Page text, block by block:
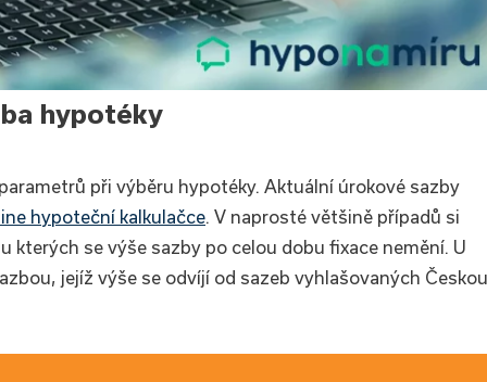
hypotéky
při výběru hypotéky. Aktuální úrokové sazby
hypoteční kalkulačce. V naprosté většině případů si
kterých se výše sazby po celou dobu fixace nemění. U
jejíž výše se odvíjí od sazeb vyhlašovaných Českou